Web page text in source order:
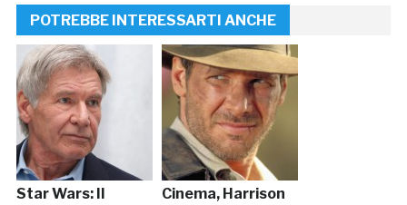
POTREBBE INTERESSARTI ANCHE
Star Wars: Il
Cinema, Harrison